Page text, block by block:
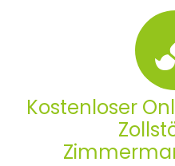
Kostenloser